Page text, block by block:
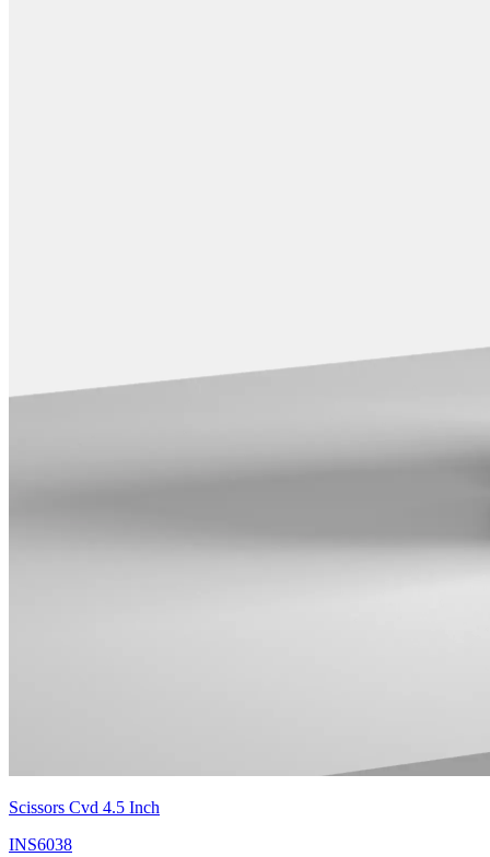
Scissors Cvd 4.5 Inch
INS6038